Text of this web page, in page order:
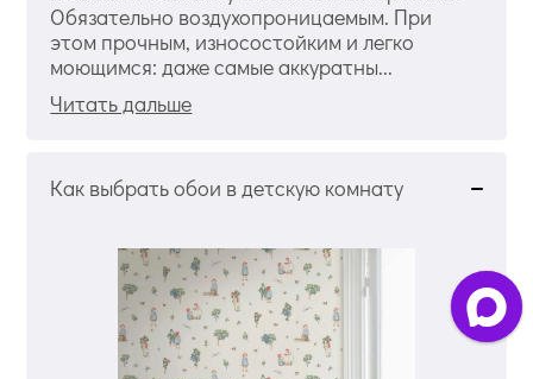
Обязательно воздухопроницаемым. При
этом прочным, износостойким и легко
моющимся: даже самые аккуратны...
Читать дальше
Как выбрать обои в детскую комнату